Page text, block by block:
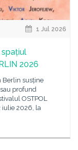
1 Jul 2026
2026
Berlin susține
profund
OSTPOL
iulie 2026, la